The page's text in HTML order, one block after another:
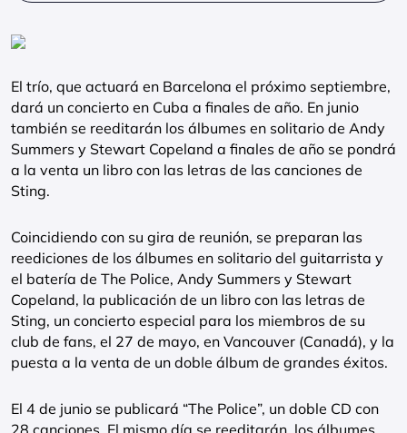
El trío, que actuará en Barcelona el próximo septiembre,
dará un concierto en Cuba a finales de año. En junio
también se reeditarán los álbumes en solitario de Andy
Summers y Stewart Copeland a finales de año se pondrá
a la venta un libro con las letras de las canciones de
Sting.
Coincidiendo con su gira de reunión, se preparan las
reediciones de los álbumes en solitario del guitarrista y
el batería de The Police, Andy Summers y Stewart
Copeland, la publicación de un libro con las letras de
Sting, un concierto especial para los miembros de su
club de fans, el 27 de mayo, en Vancouver (Canadá), y la
puesta a la venta de un doble álbum de grandes éxitos.
El 4 de junio se publicará “The Police”, un doble CD con
28 canciones. El mismo día se reeditarán, los álbumes